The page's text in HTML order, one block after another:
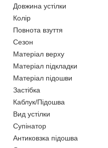
Довжина устілки
Колір
Повнота взуття
Сезон
Матеріал верху
Матеріал підкладки
Матеріал підошви
Застібка
Каблук/Підошва
Вид устілки
Супінатор
Антиковзка підошва